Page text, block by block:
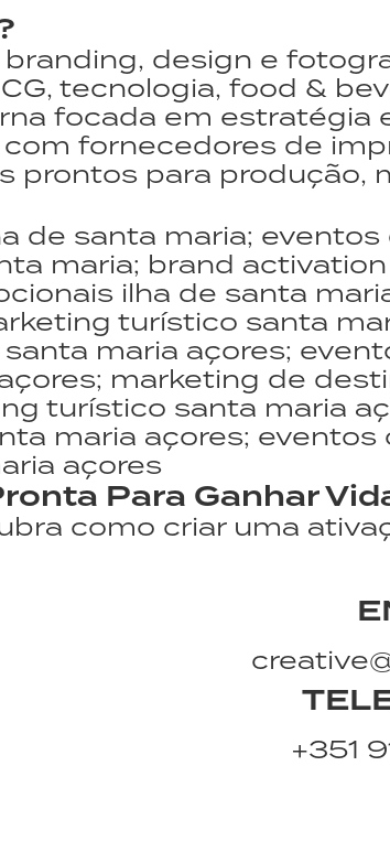
design e
tecnologia, food &
focada em estratégia
fornecedores de
prontos para produção,
de santa maria;
maria; brand
ilha de santa
turístico santa
maria açores;
marketing de
turístico santa maria
maria açores;
açores
Para Ganhar
como criar uma
+351